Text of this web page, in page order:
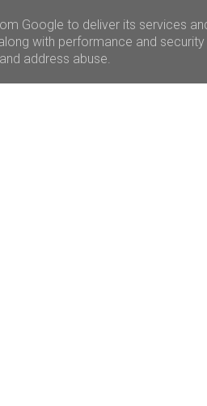
Google to deliver its services
with performance and
address abuse.